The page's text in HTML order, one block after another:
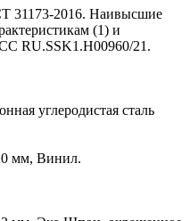
31173-2016. Наивысшие
(1) и
RU.SSK1.H00960/21.
углеродистая сталь
мм, Винил.